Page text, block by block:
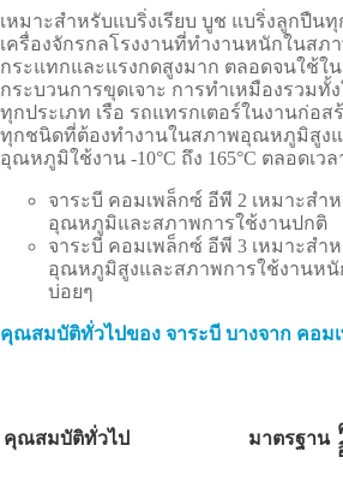
เหมาะสำหรับแบริ่งเรียบ บูช แบริ่งลูกปืน
เครื่องจักรกลโรงงานที่ทำงานหนักในส
กระแทกและแรงกดสูงมาก ตลอดจนใช้ใ
กระบวนการขุดเจาะ การทำเหมืองรวมทั้
ทุกประเภท เรือ รถแทรกเตอร์ในงานก่อส
ทุกชนิดที่ต้องทำงานในสภาพอุณหภูมิสูง
อุณหภูมิใช้งาน -10°C ถึง 165°C ตลอดเวล
จาระบี คอมเพล็กซ์ อีพี 2 เหมาะสำ
อุณหภูมิและสภาพการใช้งานปกติ
จาระบี คอมเพล็กซ์ อีพี 3 เหมาะสำ
อุณหภูมิสูงและสภาพการใช้งานห
บ่อยๆ
คุณสมบัติทั่วไปของ จาระบี บางจาก คอม
คุณสมบัติทั่วไป มาตรฐาน